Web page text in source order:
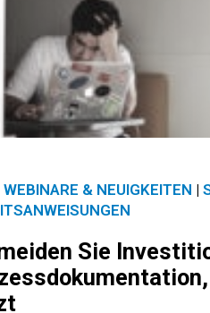
WEBINARE & NEUIGKEITEN |
Sie